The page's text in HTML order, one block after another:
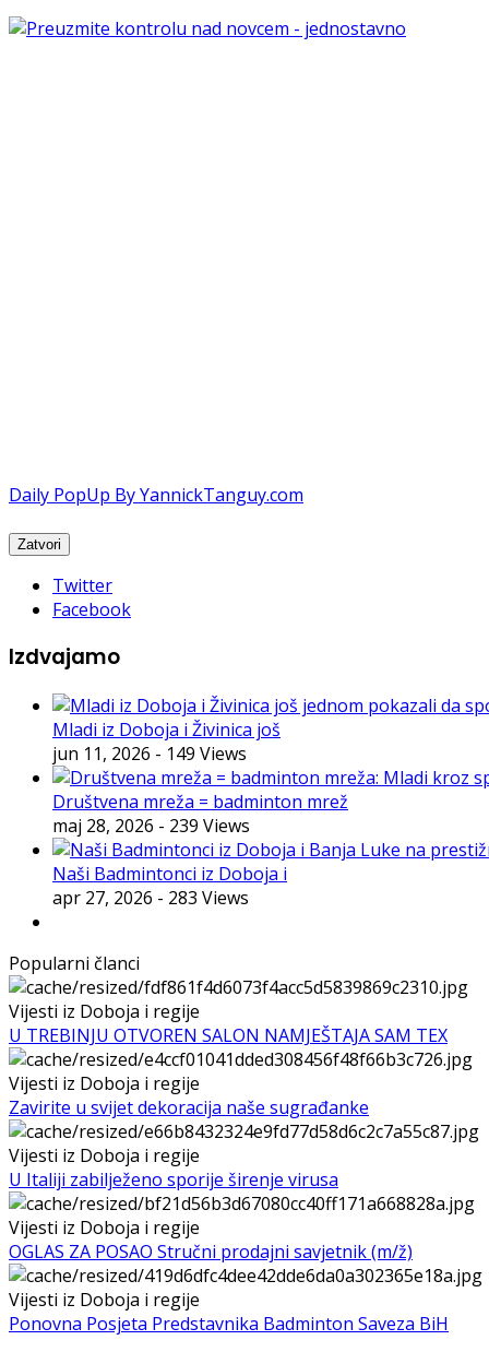
Daily PopUp By YannickTanguy.com
Twitter
Facebook
Izdvajamo
Mladi iz Doboja i Živinica još
jun 11, 2026 - 149 Views
Društvena mreža = badminton mrež
maj 28, 2026 - 239 Views
Naši Badmintonci iz Doboja i
apr 27, 2026 - 283 Views
Popularni članci
Vijesti iz Doboja i regije
U TREBINJU OTVOREN SALON NAMJEŠTAJA SAM TEX
Vijesti iz Doboja i regije
Zavirite u svijet dekoracija naše sugrađanke
Vijesti iz Doboja i regije
U Italiji zabilježeno sporije širenje virusa
Vijesti iz Doboja i regije
OGLAS ZA POSAO Stručni prodajni savjetnik (m/ž)
Vijesti iz Doboja i regije
Ponovna Posjeta Predstavnika Badminton Saveza BiH